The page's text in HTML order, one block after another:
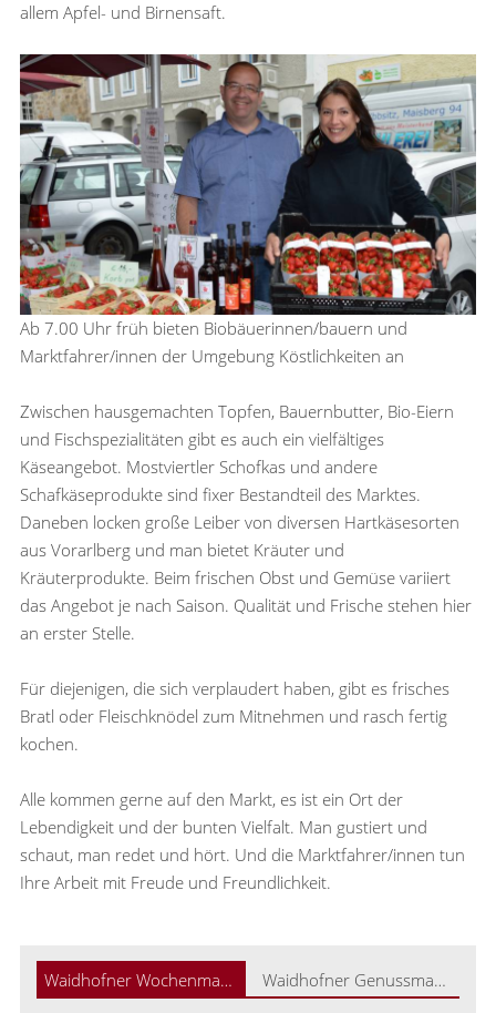
allem Apfel- und Birnensaft.
Ab 7.00 Uhr früh bieten Biobäuerinnen/bauern und
Marktfahrer/innen der Umgebung Köstlichkeiten an
Zwischen hausgemachten Topfen, Bauernbutter, Bio-Eiern
und Fischspezialitäten gibt es auch ein vielfältiges
Käseangebot. Mostviertler Schofkas und andere
Schafkäseprodukte sind fixer Bestandteil des Marktes.
Daneben locken große Leiber von diversen Hartkäsesorten
aus Vorarlberg und man bietet Kräuter und
Kräuterprodukte. Beim frischen Obst und Gemüse variiert
das Angebot je nach Saison. Qualität und Frische stehen hier
an erster Stelle.
Für diejenigen, die sich verplaudert haben, gibt es frisches
Bratl oder Fleischknödel zum Mitnehmen und rasch fertig
kochen.
Alle kommen gerne auf den Markt, es ist ein Ort der
Lebendigkeit und der bunten Vielfalt. Man gustiert und
schaut, man redet und hört. Und die Marktfahrer/innen tun
Ihre Arbeit mit Freude und Freundlichkeit.
Waidhofner Wochenmarkt Waidhofner Genussmarkt